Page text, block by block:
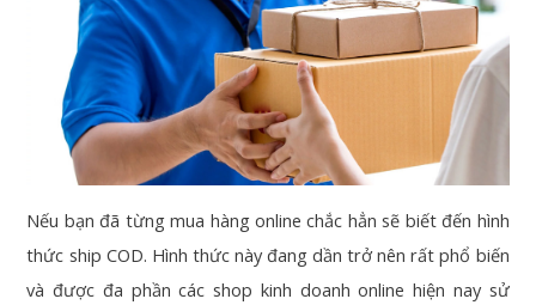
Nếu bạn đã từng mua hàng online chắc hẳn sẽ biết đến hình
thức ship COD. Hình thức này đang dần trở nên rất phổ biến
và được đa phần các shop kinh doanh online hiện nay sử